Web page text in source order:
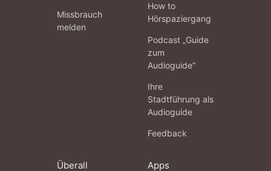
Missbrauch
melden
How to
Hörspaziergang
Podcast „Guide
zum
Audioguide“
Ihre
Stadtführung als
Audioguide
Feedback
Überall Apps